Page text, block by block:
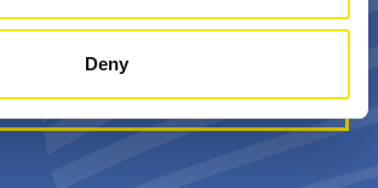
Deny
Scopri di più su di noi